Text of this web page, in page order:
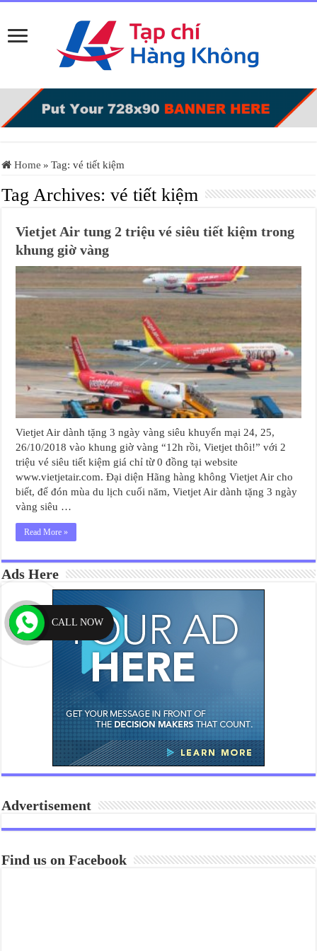
Home » Tag:vé tiết kiệm
Tag Archives:vé tiết kiệm
Vietjet Air tung 2 triệu vé siêu tiết kiệm trong
khung giờ vàng
Vietjet Air dành tặng 3 ngày vàng siêu khuyến mại 24, 25,
26/10/2018 vào khung giờ vàng “12h rồi, Vietjet thôi!” với 2
triệu vé siêu tiết kiệm giá chỉ từ 0 đồng tại website
www.vietjetair.com. Đại diện Hãng hàng không Vietjet Air cho
biết, để đón mùa du lịch cuối năm, Vietjet Air dành tặng 3 ngày
vàng siêu …
Read More »
Ads Here
Advertisement
Find us on Facebook
CALL NOW